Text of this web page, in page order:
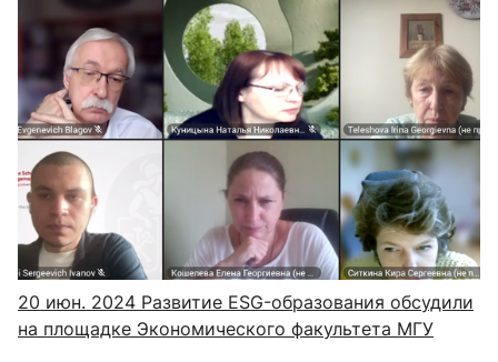
20 июн. 2024 Развитие ESG-образования обсудили
на площадке Экономического факультета МГУ